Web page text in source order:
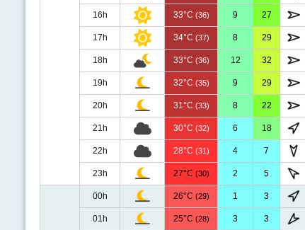
16h 33°C (36) 9 27
17h 34°C (37) 8 29
18h 33°C (36) 12 32
19h 32°C (35) 9 29
20h 31°C (33) 8 22
21h 30°C (32) 6 18
22h 28°C (31) 4 7
23h 27°C (30) 2 5
00h 26°C (29) 1 3
01h 25°C (28) 3 3